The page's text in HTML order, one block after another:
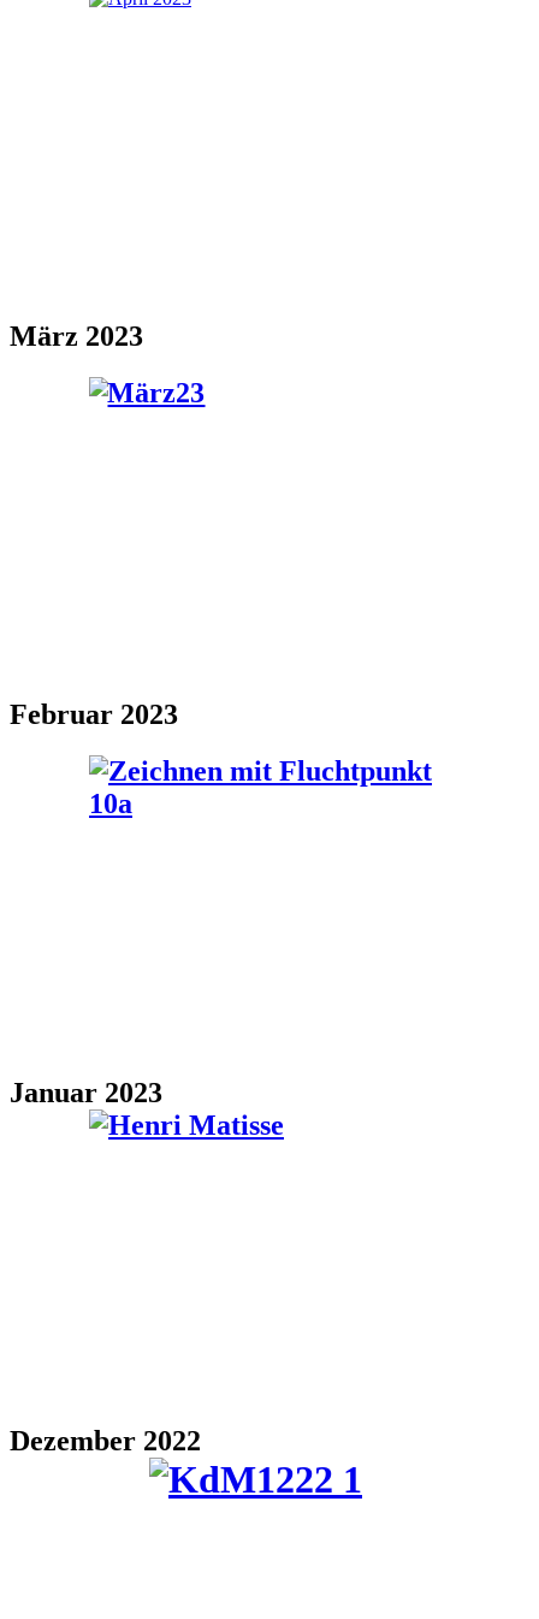
März 2023
Februar 2023
Januar 2023
Dezember 2022